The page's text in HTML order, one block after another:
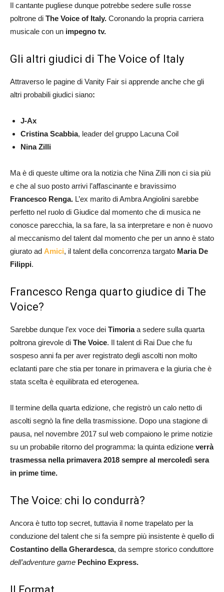
Il cantante pugliese dunque potrebbe sedere sulle rosse
poltrone di The Voice of Italy. Coronando la propria carriera
musicale con un impegno tv.
Gli altri giudici di The Voice of Italy
Attraverso le pagine di Vanity Fair si apprende anche che gli
altri probabili giudici siano:
J-Ax
Cristina Scabbia, leader del gruppo Lacuna Coil
Nina Zilli
Ma è di queste ultime ora la notizia che Nina Zilli non ci sia più
e che al suo posto arrivi l’affascinante e bravissimo
Francesco Renga. L’ex marito di Ambra Angiolini sarebbe
perfetto nel ruolo di Giudice dal momento che di musica ne
conosce parecchia, la sa fare, la sa interpretare e non è nuovo
al meccanismo del talent dal momento che per un anno è stato
giurato ad Amici, il talent della concorrenza targato Maria De
Filippi.
Francesco Renga quarto giudice di The
Voice?
Sarebbe dunque l’ex voce dei Timoriaa sedere sulla quarta
poltrona girevole di The Voice. Il talent di Rai Due che fu
sospeso anni fa per aver registrato degli ascolti non molto
eclatanti pare che stia per tonare in primavera e la giuria che è
stata scelta è equilibrata ed eterogenea.
Il termine della quarta edizione, che registrò un calo netto di
ascolti segnò la fine della trasmissione. Dopo una stagione di
pausa, nel novembre 2017 sul web compaiono le prime notizie
su un probabile ritorno del programma: la quinta edizione verrà
trasmessa nella primavera 2018 sempre al mercoledì sera
in prime time.
The Voice: chi lo condurrà?
Ancora è tutto top secret, tuttavia il nome trapelato per la
conduzione del talent che si fa sempre più insistente è quello di
Costantino della Gherardesca, da sempre storico conduttore
dell’adventure game Pechino Express.